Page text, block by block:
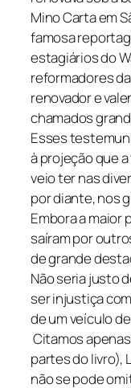
Mino Carta em
famosa
estagiários do
reformadores
renovador e
chamados
Esses
à projeção que
veio ter nas
por diante, nos
Embora a
saíram por
de grande
Não seria justo
ser injustiça
de um veículo
Citamos
partes do livro),
não se pode